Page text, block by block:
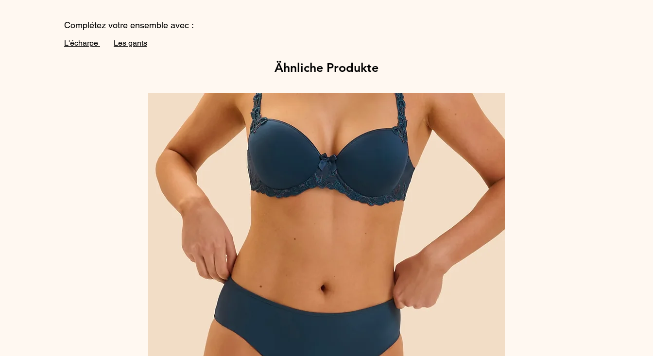
des produits Berthe ? Rendez-vous
sur notre site.
Conseils d'entretien des collants en coton
"couleurs d'automne"
Nos produits sont de belle manufacture, un
soin particulier doit leur être apporté. Nous
vous conseillons de toujours les laver en
machine dans un filet, avec une lessive
adaptée, sur l'envers à 30° maximum.
Lavage à sec, sèche-linge et blanchiment
interdit !
Composition : 75% Coton 23% Polyamide
2% Elasthanne
Complétez votre ensemble avec :
L'écharpe Les gants
Ähnliche Produkte